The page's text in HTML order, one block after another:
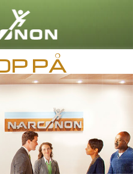
Græsk
Français
Hebraisk
Magyar
PÅ